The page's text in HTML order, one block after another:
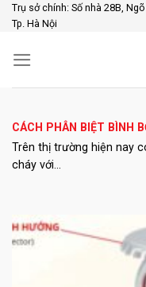
Skip
content
Trụ sở chính: Số nhà 28B,
Tp. Hà Nội
CÁCH PHÂN BIỆT BÌNH
Trên thị trường hiện nay
cháy với...